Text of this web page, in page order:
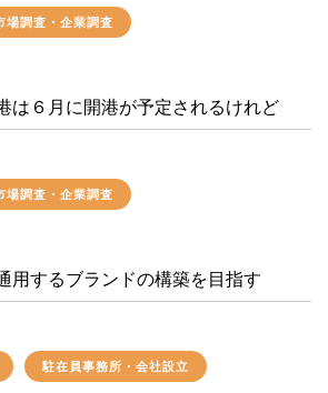
場調査・企業調査
は６月に開港が予定されるけれど
場調査・企業調査
用するブランドの構築を目指す
駐在員事務所・会社設立